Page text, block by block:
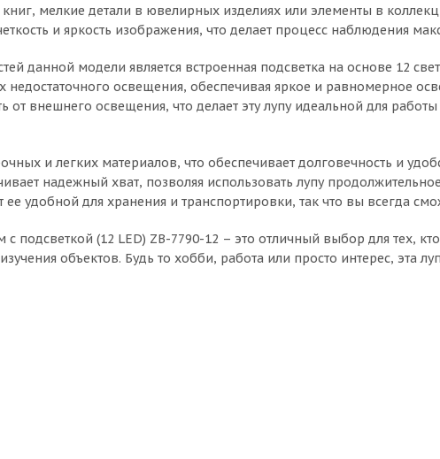
книг, мелкие детали в ювелирных изделиях или элементы в
и яркость изображения, что делает процесс наблюдения
данной модели является встроенная подсветка на основе 12
недостаточного освещения, обеспечивая яркое и равномерное
от внешнего освещения, что делает эту лупу идеальной для
и легких материалов, что обеспечивает долговечность и
надежный хват, позволяя использовать лупу
удобной для хранения и транспортировки, так что вы всегда
с подсветкой (12 LED) ZB-7790-12 – это отличный выбор для тех,
объектов. Будь то хобби, работа или просто интерес, эта